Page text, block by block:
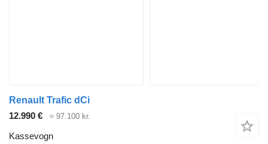
Renault Trafic dCi
12.990 €
≈ 97.100 kr.
Kassevogn